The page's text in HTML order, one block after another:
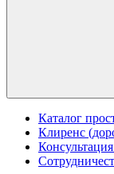
Каталог
Клиренс